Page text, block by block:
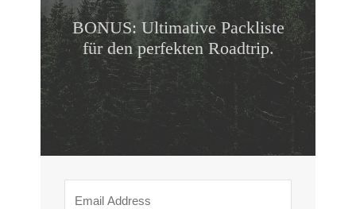
BONUS: Ultimative Packliste
für den perfekten Roadtrip.